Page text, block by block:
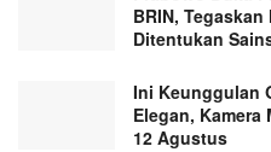
BRIN,
Ditentukan
Ini Keunggulan
Elegan,
12 Agustus